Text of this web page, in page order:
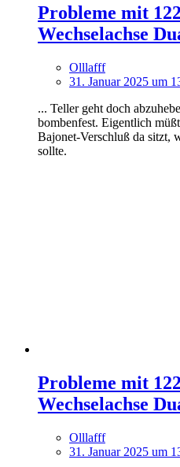
Probleme mit
Wechselachse
Olllafff
31. Januar 2025 um
... Teller geht doch
bombenfest. Eigentlich
Bajonet-Verschluß da sitzt,
sollte.
Probleme mit
Wechselachse
Olllafff
31. Januar 2025 um